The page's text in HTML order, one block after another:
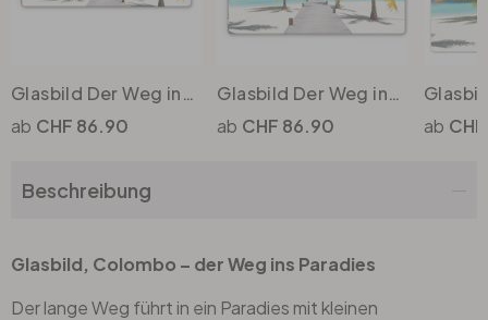
Glasbild Der Weg ins Paradies - Panorama
CHF 86.90
Glasbild Der Weg ins Paradies
CHF 86.90
Beschreibung
Glasbild, Colombo – der Weg ins Paradies
Der lange Weg führt in ein Paradies mit kleinen